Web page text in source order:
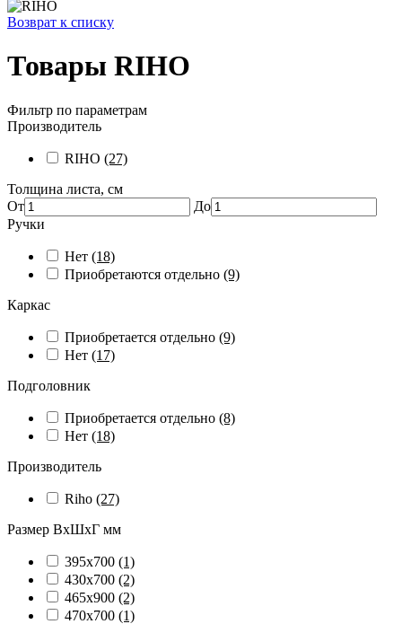
Возврат к списку
Товары RIHO
Фильтр по параметрам
Производитель
RIHO (27)
Толщина листа, см
От
До
Ручки
Нет (18)
Приобретаются отдельно (9)
Каркас
Приобретается отдельно (9)
Нет (17)
Подголовник
Приобретается отдельно (8)
Нет (18)
Производитель
Riho (27)
Размер ВхШхГ мм
395х700 (1)
430х700 (2)
465х900 (2)
470х700 (1)